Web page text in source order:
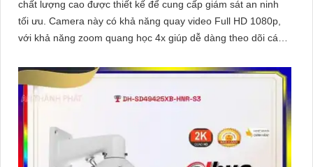
chất lượng cao được thiết kế để cung cấp giám sát an ninh
tối ưu. Camera này có khả năng quay video Full HD 1080p,
với khả năng zoom quang học 4x giúp dễ dàng theo dõi các